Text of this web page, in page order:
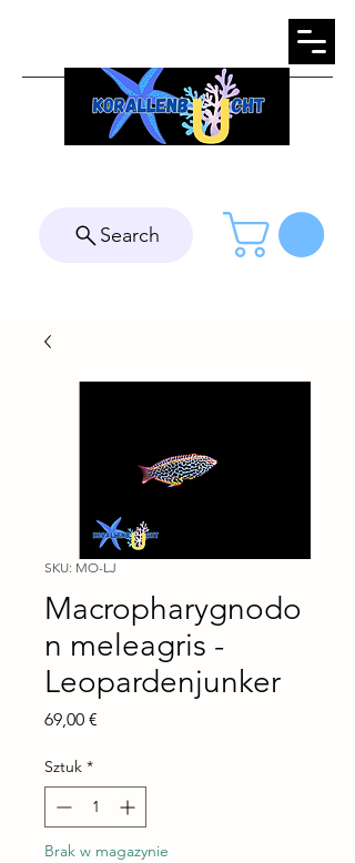
Search
SKU: MO-LJ
Macropharygnodo
n meleagris -
Leopardenjunker
69,00 €
Sztuk *
Brak w magazynie